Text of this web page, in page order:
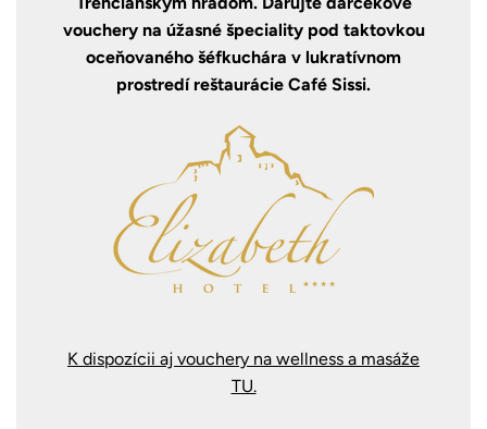
vouchery na úžasné špeciality pod taktovkou
oceňovaného šéfkuchára v lukratívnom
prostredí reštaurácie Café Sissi.
K dispozícii aj vouchery na wellness a masáže
TU.